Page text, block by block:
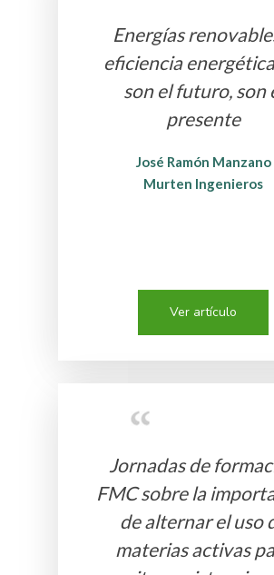
Energías
eficiencia
son el futuro, son
presente
José Ramón Manzano
Murten Ingenieros
Ver artículo
Jornadas de
FMC sobre la
de alternar el uso
materias activas